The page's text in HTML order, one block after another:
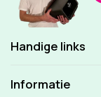
Handige links
Informatie